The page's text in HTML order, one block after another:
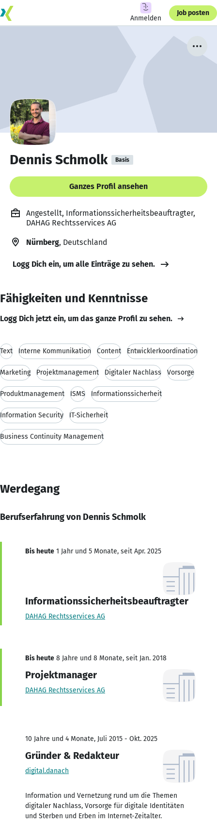
Anmelden
Job posten
Dennis Schmolk Basis
Ganzes Profil ansehen
Angestellt, Informationssicherheitsbeauftragter,
DAHAG Rechtsservices AG
Nürnberg, Deutschland
Logg Dich ein, um alle Einträge zu sehen.
Fähigkeiten und Kenntnisse
Logg Dich jetzt ein, um das ganze Profil zu sehen.
Text Interne Kommunikation Content Entwicklerkoordination
Marketing Projektmanagement Digitaler Nachlass Vorsorge
Produktmanagement ISMS Informationssicherheit
Information Security IT-Sicherheit
Business Continuity Management
Werdegang
Berufserfahrung von Dennis Schmolk
Bis heute 1 Jahr und 5 Monate, seit Apr. 2025
Informationssicherheitsbeauftragter
DAHAG Rechtsservices AG
Bis heute 8 Jahre und 8 Monate, seit Jan. 2018
Projektmanager
DAHAG Rechtsservices AG
10 Jahre und 4 Monate, Juli 2015 - Okt. 2025
Gründer & Redakteur
digital.danach
Information und Vernetzung rund um die Themen
digitaler Nachlass, Vorsorge für digitale Identitäten
und Sterben und Erben im Internet-Zeitalter.